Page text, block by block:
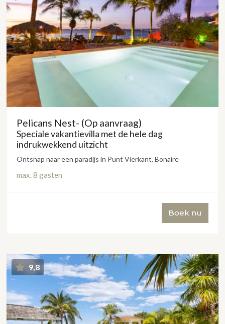
Pelicans Nest- (Op aanvraag)
Speciale vakantievilla met de hele dag
indrukwekkend uitzicht
Ontsnap naar een paradijs in Punt Vierkant, Bonaire
max.8 gasten
Boek nu
9,8